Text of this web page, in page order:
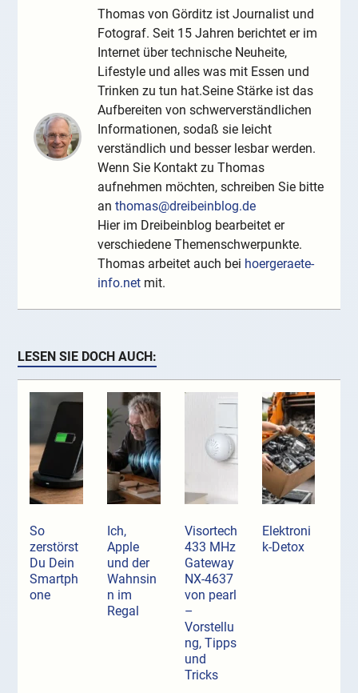
Thomas von Görditz ist Journalist und
Fotograf. Seit 15 Jahren berichtet er im
Internet über technische Neuheite,
Lifestyle und alles was mit Essen und
Trinken zu tun hat.Seine Stärke ist das
Aufbereiten von schwerverständlichen
Informationen, sodaß sie leicht
verständlich und besser lesbar werden.
Wenn Sie Kontakt zu Thomas
aufnehmen möchten, schreiben Sie bitte
anthomas@dreibeinblog.de
Hier im Dreibeinblog bearbeitet er
verschiedene Themenschwerpunkte.
Thomas arbeitet auch bei hoergeraete-
info.net mit.
LESEN SIE DOCH AUCH:
So
zerstörst
Du Dein
Smartph
one
Ich,
Apple
und der
Wahnsin
n im
Regal
Visortech
433 MHz
Gateway
NX-4637
von pearl
–
Vorstellu
ng, Tipps
und
Tricks
Elektroni
k-Detox